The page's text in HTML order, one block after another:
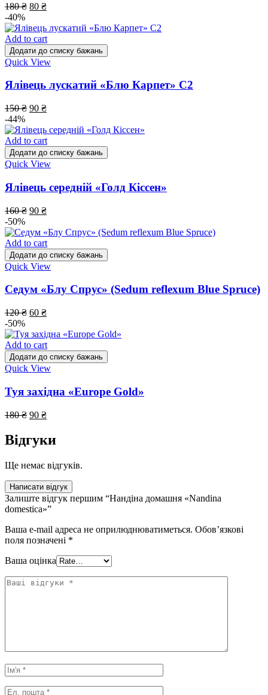
180₴ 80 ₴
-40%
Add to cart
Додати до списку бажань
Quick View
Ялівець лускатий «Блю Карпет» С2
150₴ 90 ₴
-44%
Add to cart
Додати до списку бажань
Quick View
Ялівець середній «Голд Кіссен»
160₴ 90 ₴
-50%
Add to cart
Додати до списку бажань
Quick View
Седум «Блу Спрус» (Sedum reflexum Blue Spruce)
120₴ 60 ₴
-50%
Add to cart
Додати до списку бажань
Quick View
Туя західна «Europe Gold»
180₴ 90 ₴
Відгуки
Ще немає відгуків.
Написати відгук
Залиште відгук першим “Нандіна домашня «Nandina
domestica»”
Ваша e-mail адреса не оприлюднюватиметься. Обов’язкові
поля позначені *
Ваша оцінка